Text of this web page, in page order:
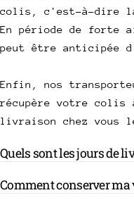
colis, c'est-à-dire
En période de forte
peut être anticipée
Enfin, nos
récupère votre colis
livraison chez vous
Quels sont les jours de
Comment conserver ma